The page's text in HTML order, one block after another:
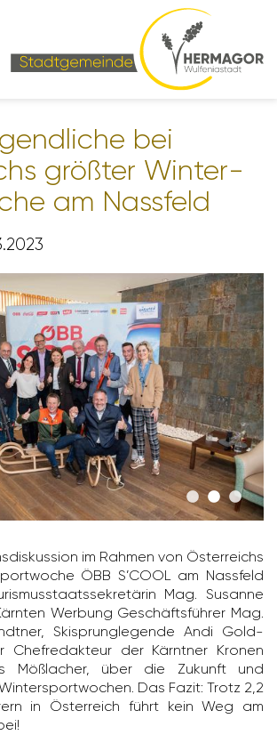
bei
größter Winter­
am Nass­feld
im Rahmen von Öster­reichs
ÖBB S’COOL am Nass­feld
Mag. Susanne
Werbung Geschäfts­führer Mag.
Skisprun­g­le­gende Andi Gold­
Chef­re­dak­teur der Kärntner Kronen
Mößla­cher, über die Zukunft und
Das Fazit: Trotz 2,2
in Öster­reich führt kein Weg am